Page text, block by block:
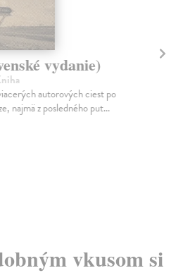
vydanie)
autorových ciest po
najmä z posledného put...
vkusom si